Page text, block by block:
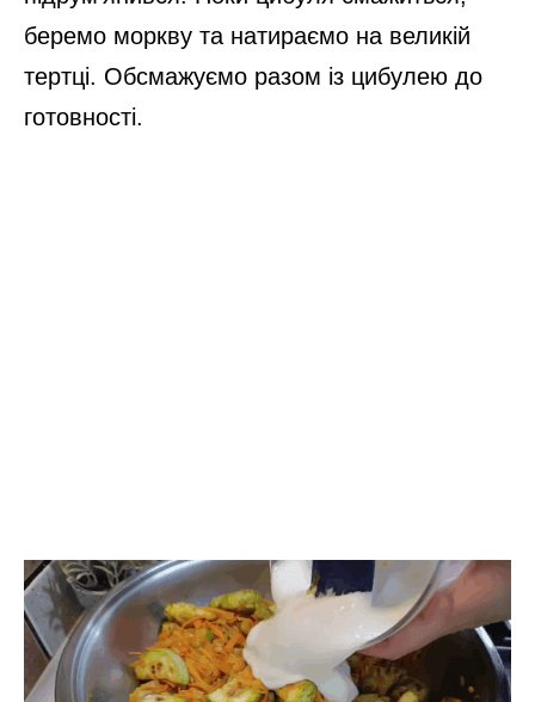
беремо моркву та натираємо на великій
тертці. Обсмажуємо разом із цибулею до
готовності.